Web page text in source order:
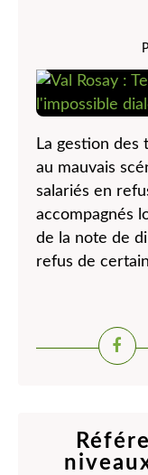
La gestion des
au mauvais
salariés en
accompagnés
de la note de
refus de